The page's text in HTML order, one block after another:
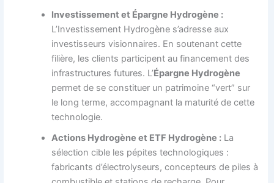
Investissement et Épargne Hydrogène :
L’Investissement Hydrogène s’adresse aux
investisseurs visionnaires. En soutenant cette
filière, les clients participent au financement des
infrastructures futures. L’Épargne Hydrogène
permet de se constituer un patrimoine “vert” sur
le long terme, accompagnant la maturité de cette
technologie.
Actions Hydrogène et ETF Hydrogène : La
sélection cible les pépites technologiques :
fabricants d’électrolyseurs, concepteurs de piles à